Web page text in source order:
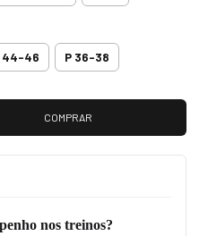
44-46 P 36-38
nos treinos?